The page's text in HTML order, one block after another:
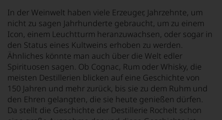
In der Weinwelt haben viele Erzeuger, Jahrzehnte, um
nicht zu sagen Jahrhunderte gebraucht, um zu einem
Icon, einem Leuchtturm heranzuwachsen, oder sogar in
den Status eines Kultweins erhoben zu werden.
Ähnliches könnte man auch über die Welt edler
Spirituosen sagen. Ob Cognac, Rum oder Whisky, die
meisten Destillerien blicken auf eine Geschichte von
150 Jahren und mehr zurück, bis sie zu dem Ruhm und
den Ehren gelangten, die sie heute genießen dürfen.
Da stellt die Geschichte der Destillerie Rochelt schon